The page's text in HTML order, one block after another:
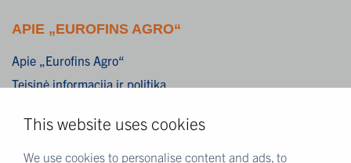
This website uses cookies
We use cookies to personalise content and ads, to
APIE „EUROFINS AGRO“
Apie „Eurofins Agro“
Teisinė informacija ir politika
Privatumo politika
Slapukai